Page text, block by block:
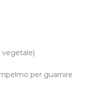
per guarnire